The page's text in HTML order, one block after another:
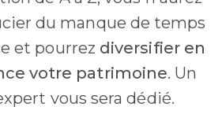
du manque de temps
et pourrez diversifier en
votre patrimoine. Un
vous sera dédié.